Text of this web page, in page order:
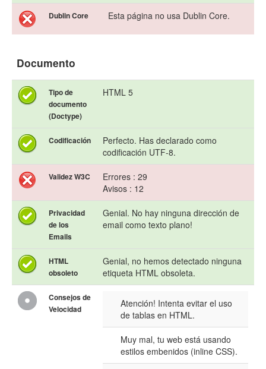
Dublin Core Esta página no usa Dublin Core.
Documento
Tipo de
documento
(Doctype)
HTML 5
Codificación
Perfecto. Has declarado como
codificación UTF-8.
Validez W3C
Errores : 29
Avisos : 12
Privacidad
de los
Emails
Genial. No hay ninguna dirección de
email como texto plano!
HTML
obsoleto
Genial, no hemos detectado ninguna
etiqueta HTML obsoleta.
Consejos de
Velocidad
Atención! Intenta evitar el uso
de tablas en HTML.
Muy mal, tu web está usando
estilos embenidos (inline CSS).